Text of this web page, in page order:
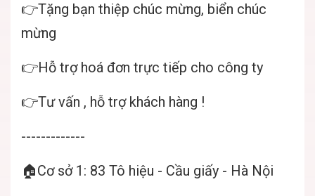
👉Tặng bạn thiệp chúc mừng, biển chúc
mừng
👉Hỗ trợ hoá đơn trực tiếp cho công ty
👉Tư vấn , hỗ trợ khách hàng !
-------------
🏠Cơ sở 1: 83 Tô hiệu - Cầu giấy - Hà Nội